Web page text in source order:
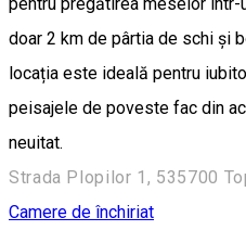
pentru pregătirea meselor într-
doar 2 km de pârtia de schi și
locația este ideală pentru
peisajele de poveste fac din
neuitat.
Strada Plopilor 1, 535700
Camere de închiriat